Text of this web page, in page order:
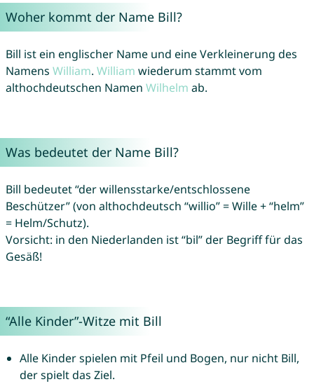
Woher kommt der Name Bill?
Bill ist ein englischer Name und eine Verkleinerung des
Namens William. William wiederum stammt vom
althochdeutschen Namen Wilhelm ab.
Was bedeutet der Name Bill?
Bill bedeutet “der willensstarke/entschlossene
Beschützer” (von althochdeutsch “willio” = Wille + “helm”
= Helm/Schutz).
Vorsicht: in den Niederlanden ist “bil” der Begriff für das
Gesäß!
“Alle Kinder”-Witze mit Bill
Alle Kinder spielen mit Pfeil und Bogen, nur nicht Bill,
der spielt das Ziel.